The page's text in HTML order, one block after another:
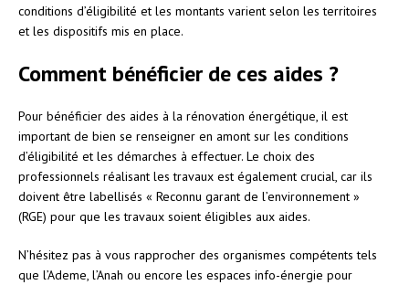
conditions d’éligibilité et les montants varient selon les territoires
et les dispositifs mis en place.
Comment bénéficier de ces aides ?
Pour bénéficier des aides à la rénovation énergétique, il est
important de bien se renseigner en amont sur les conditions
d’éligibilité et les démarches à effectuer. Le choix des
professionnels réalisant les travaux est également crucial, car ils
doivent être labellisés « Reconnu garant de l’environnement »
(RGE) pour que les travaux soient éligibles aux aides.
N’hésitez pas à vous rapprocher des organismes compétents tels
que l’Ademe, l’Anah ou encore les espaces info-énergie pour